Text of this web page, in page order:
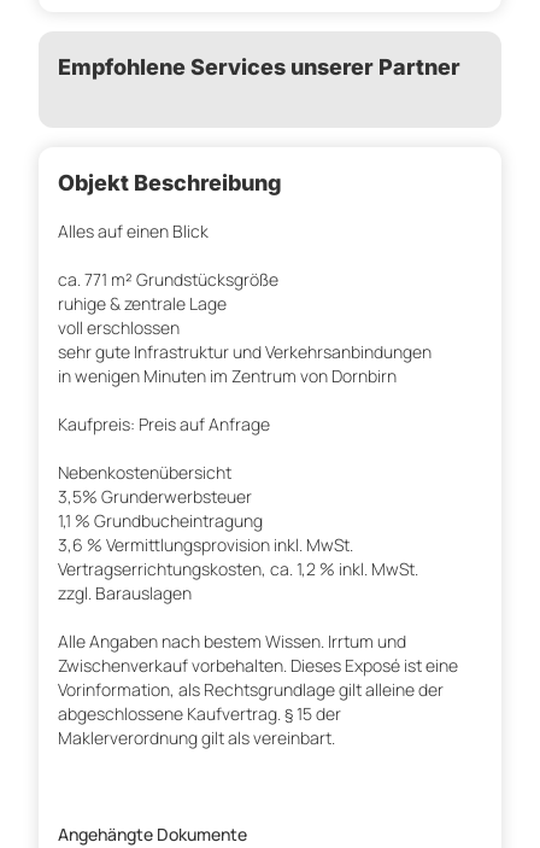
Empfohlene Services unserer Partner
Objekt Beschreibung
Alles auf einen Blick
ca. 771 m² Grundstücksgröße
ruhige & zentrale Lage
voll erschlossen
sehr gute Infrastruktur und Verkehrsanbindungen
in wenigen Minuten im Zentrum von Dornbirn
Kaufpreis: Preis auf Anfrage
Nebenkostenübersicht
3,5% Grunderwerbsteuer
1,1 % Grundbucheintragung
3,6 % Vermittlungsprovision inkl. MwSt.
Vertragserrichtungskosten, ca. 1,2 % inkl. MwSt.
zzgl. Barauslagen
Alle Angaben nach bestem Wissen. Irrtum und
Zwischenverkauf vorbehalten. Dieses Exposé ist eine
Vorinformation, als Rechtsgrundlage gilt alleine der
abgeschlossene Kaufvertrag. § 15 der
Maklerverordnung gilt als vereinbart.
Angehängte Dokumente